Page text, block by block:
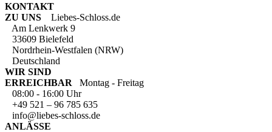
KONTAKT
ZU UNS
Liebes-Schloss.de
Am Lenkwerk 9
33609 Bielefeld
Nordrhein-Westfalen (NRW)
Deutschland
WIR SIND
ERREICHBAR
Montag - Freitag
08:00 - 16:00 Uhr
+49 521 – 96 785 635
info@liebes-schloss.de
ANLÄSSE